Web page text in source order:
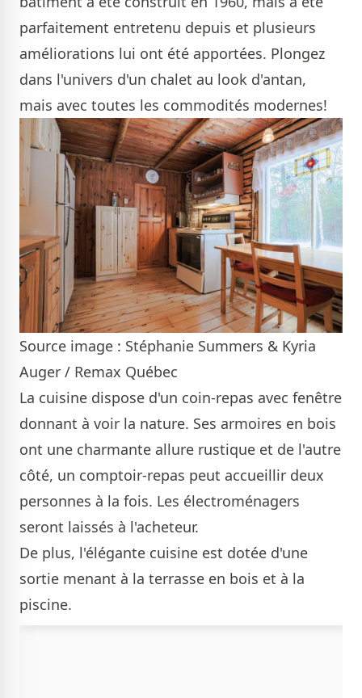
parfaitement entretenu depuis et plusieurs
améliorations lui ont été apportées. Plongez
dans l'univers d'un chalet au look d'antan,
mais avec toutes les commodités modernes!
Source image : Stéphanie Summers & Kyria
Auger / Remax Québec
La cuisine dispose d'un coin-repas avec fenêtre
donnant à voir la nature. Ses armoires en bois
ont une charmante allure rustique et de l'autre
côté, un comptoir-repas peut accueillir deux
personnes à la fois. Les électroménagers
seront laissés à l'acheteur.
De plus, l'élégante cuisine est dotée d'une
sortie menant à la terrasse en bois et à la
piscine.